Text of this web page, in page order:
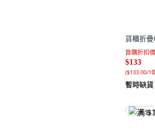
貨櫃折
首購折扣價
$133
($133.00/1
暫時缺貨
满